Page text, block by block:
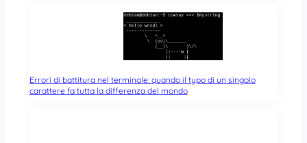
Errori di battitura nel terminale: quando il typo di un singolo
carattere fa tutta la differenza del mondo